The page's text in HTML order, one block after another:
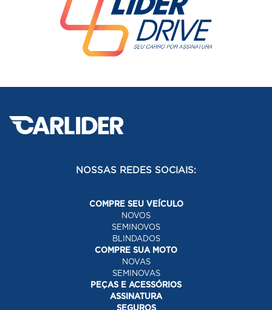
NOSSAS REDES SOCIAIS:
COMPRE SEU VEÍCULO
NOVOS
SEMINOVOS
BLINDADOS
COMPRE SUA MOTO
NOVAS
SEMINOVAS
PEÇAS E ACESSÓRIOS
ASSINATURA
SEGUROS